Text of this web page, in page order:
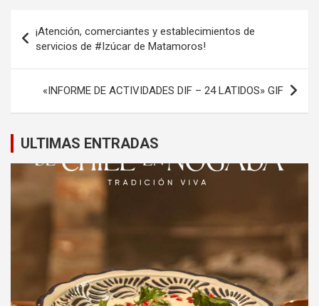
de
entradas
¡Atención, comerciantes y establecimientos de
servicios de #Izúcar de Matamoros!
«INFORME DE ACTIVIDADES DIF – 24 LATIDOS» GIF
ULTIMAS ENTRADAS